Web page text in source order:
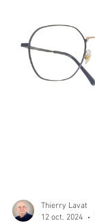
Thierry Lavat
12 oct. 2024